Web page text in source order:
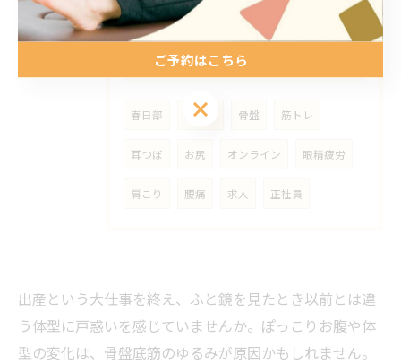
タグ Tags
春日部 エステ 骨盤 筋トレ
耳つぼ お尻 オンライン 眼精疲労
肩こり 腰痛 求人 正社員
出産という大仕事を終え、ふと鏡を見たとき以前とは違
う体型に戸惑いを感じていませんか。ぽっこりお腹や体
型の変化は、骨盤底筋のゆるみが原因かもしれません。
ご予約はこちら
ご予約はこちら